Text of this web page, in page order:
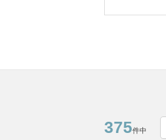
375件中